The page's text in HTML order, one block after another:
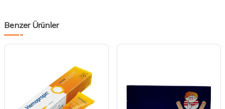
Benzer Ürünler